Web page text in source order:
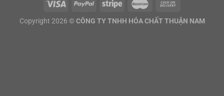
Copyright 2026 © CÔNG TY TNHH HÓA CHẤT THUẬN NAM